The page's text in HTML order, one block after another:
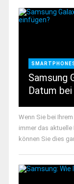
Samsung
Datum
Wenn Sie bei
immer das
können Sie dies